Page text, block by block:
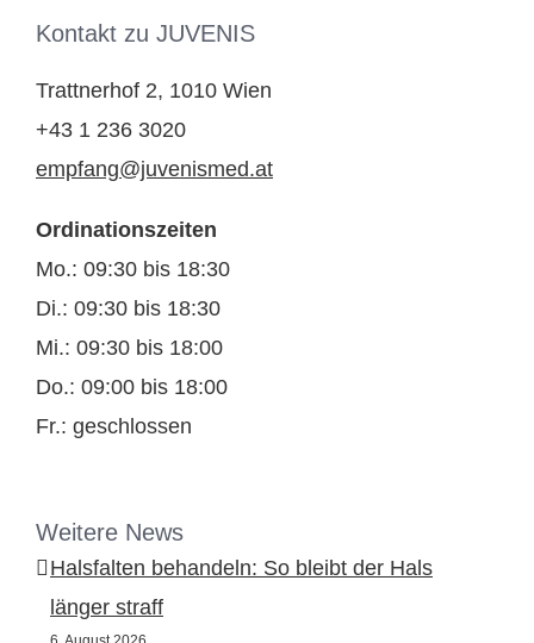
Kontakt zu JUVENIS
Trattnerhof 2, 1010 Wien
+43 1 236 3020
empfang@juvenismed.at
Ordinationszeiten
Mo.: 09:30 bis 18:30
Di.: 09:30 bis 18:30
Mi.: 09:30 bis 18:00
Do.: 09:00 bis 18:00
Fr.: geschlossen
Weitere News
Halsfalten behandeln: So bleibt der Hals
länger straff